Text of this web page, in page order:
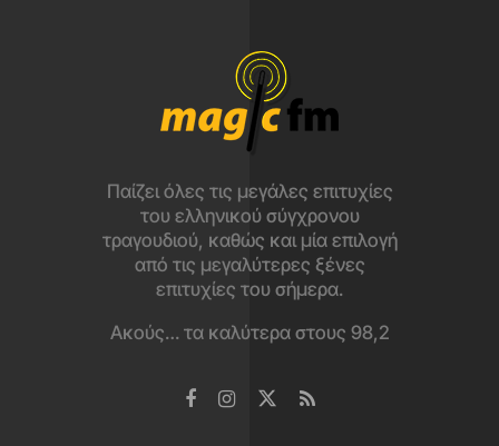
Παίζει όλες τις μεγάλες επιτυχίες
του ελληνικού σύγχρονου
τραγουδιού, καθώς και μία επιλογή
από τις μεγαλύτερες ξένες
επιτυχίες του σήμερα.
Ακούς… τα καλύτερα στους 98,2